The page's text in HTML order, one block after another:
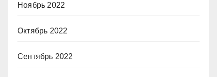
Ноябрь 2022
Октябрь 2022
Сентябрь 2022